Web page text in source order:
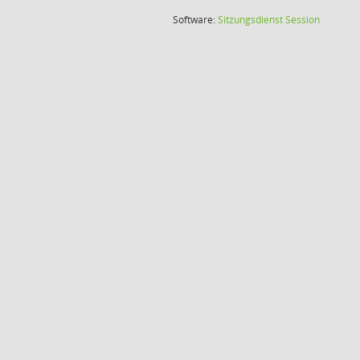
Software:SitzungsdienstSession(Wird in